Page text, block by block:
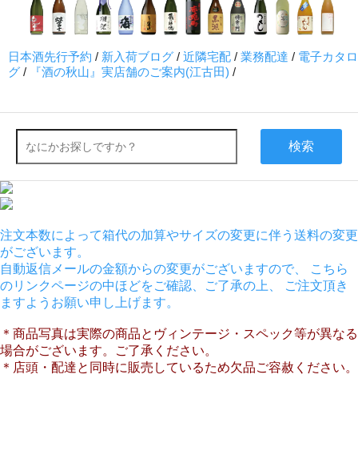
日本酒先行予約 / 新入荷ブログ / 近隣宅配 / 業務配達 / 電子カタロ
グ / 『酒の秋山』実店舗のご案内(江古田) /
検索
注文本数によって箱代の加算やサイズの変更に伴う送料の変更
がございます。
自動返信メールの金額からの変更がございますので、 こちら
のリンクページの中ほどをご確認、ご了承の上、 ご注文頂き
ますようお願い申し上げます。
＊商品写真は実際の商品とヴィンテージ・スペック等が異なる
場合がございます。ご了承ください。
＊店頭・配達と同時に販売しているため欠品ご容赦ください。